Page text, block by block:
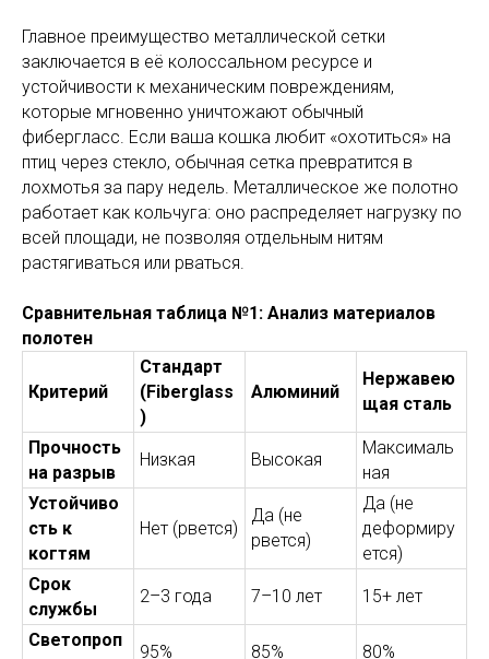
Главное преимущество металлической сетки
заключается в её колоссальном ресурсе и
устойчивости к механическим повреждениям,
которые мгновенно уничтожают обычный
фибергласс. Если ваша кошка любит «охотиться» на
птиц через стекло, обычная сетка превратится в
лохмотья за пару недель. Металлическое же полотно
работает как кольчуга: оно распределяет нагрузку по
всей площади, не позволяя отдельным нитям
растягиваться или рваться.
Сравнительная таблица №1: Анализ материалов
полотен
Критерий
Стандарт
(Fiberglass
)
Алюминий
Нержавею
щая сталь
Прочность
на разрыв
Низкая Высокая
Максималь
ная
Устойчиво
сть к
когтям
Нет (рвется)
Да (не
рвется)
Да (не
деформиру
ется)
Срок
службы
2–3 года 7–10 лет 15+ лет
Светопроп
95% 85% 80%